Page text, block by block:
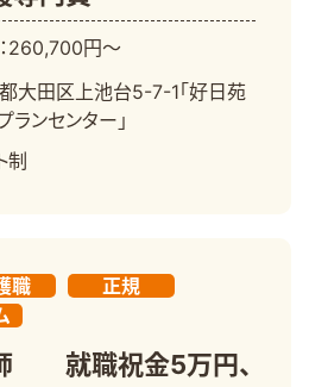
260,700円～
大田区上池台5-7-1「好日苑
ランセンター」
制
職
正規
師 就職祝金5万円、